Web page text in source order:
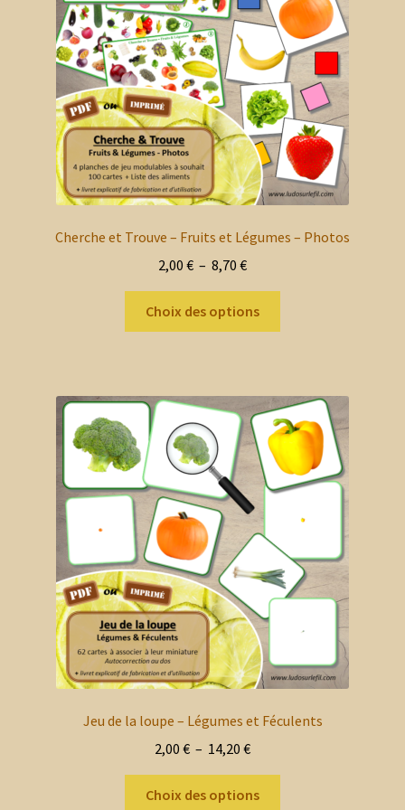
choisies
sur
la
page
du
produit
Cherche et Trouve – Fruits et Légumes – Photos
2,00 € – 8,70 €Plage
prix :
2,00 €
Choix des options
Les
options
peuvent
être
la
page
du
Jeu de la loupe – Légumes et Féculents
2,00 € – 14,20 €Plage
prix :
Choix des options